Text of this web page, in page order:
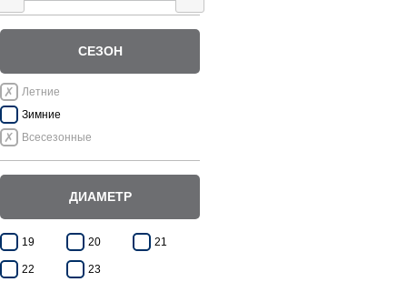
СЕЗОН
Летние
Зимние
Всесезонные
ДИАМЕТР
19 20 21
22 23